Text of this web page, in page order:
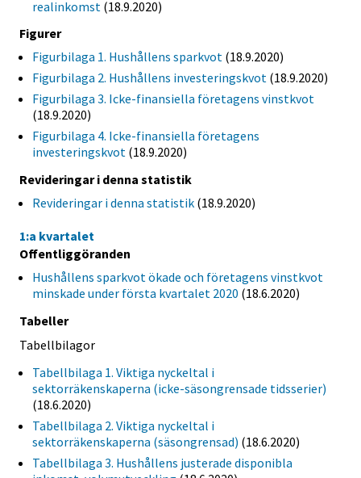
realinkomst (18.9.2020)
Figurer
Figurbilaga 1. Hushållens sparkvot (18.9.2020)
Figurbilaga 2. Hushållens investeringskvot (18.9.2020)
Figurbilaga 3. Icke-finansiella företagens vinstkvot
(18.9.2020)
Figurbilaga 4. Icke-finansiella företagens
investeringskvot (18.9.2020)
Revideringar i denna statistik
Revideringar i denna statistik (18.9.2020)
1:a kvartalet
Offentliggöranden
Hushållens sparkvot ökade och företagens vinstkvot
minskade under första kvartalet 2020 (18.6.2020)
Tabeller
Tabellbilagor
Tabellbilaga 1. Viktiga nyckeltal i
sektorräkenskaperna (icke-säsongrensade tidsserier)
(18.6.2020)
Tabellbilaga 2. Viktiga nyckeltal i
sektorräkenskaperna (säsongrensad) (18.6.2020)
Tabellbilaga 3. Hushållens justerade disponibla